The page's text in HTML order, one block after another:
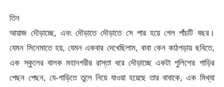
তিন
আয়াজ দৌড়াচ্ছে, এবং দৌড়াতে দৌড়াতে সে পার হয়ে গেল পাঁচটি বছর।
যেমন সিনেমাতে হয়, যেমন একবার দেখেছিলাম, বাবা কেন কাঠগড়ায় ছবিতে,
এক স্কুলের বালক মহানগরীর রাস্তা ধরে দৌড়াচ্ছে একটা পুলিশের গাড়ির
পেছন পেছন, যে-গাড়িতে তুলে নিয়ে যাওয়া হয়েছে তার বাবাকে, এক মিথ্যা